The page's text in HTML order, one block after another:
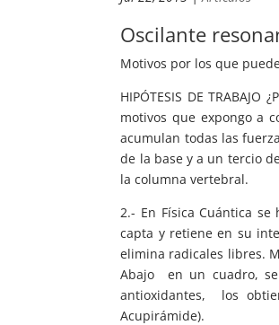
Oscilante
Motivos por los que
HIPÓTESIS DE
motivos que expongo a
acumulan todas las
de la base y a un tercio
la columna vertebral.
2.- En Física Cuántica
capta y retiene en su
elimina radicales libres.
Abajo en un cuadro,
antioxidantes, los
Acupirámide).